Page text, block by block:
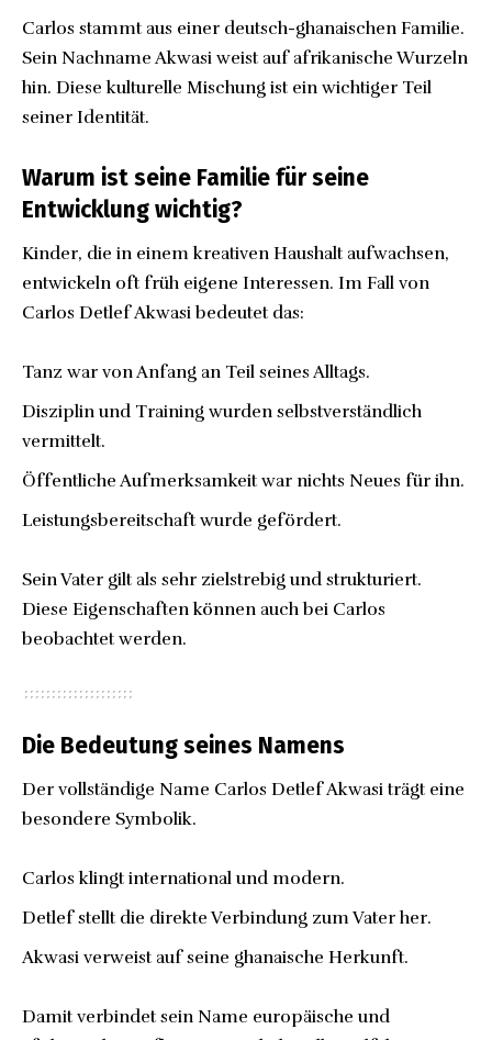
Carlos stammt aus einer deutsch-ghanaischen Familie.
Sein Nachname Akwasi weist auf afrikanische Wurzeln
hin. Diese kulturelle Mischung ist ein wichtiger Teil
seiner Identität.
Warum ist seine Familie für seine
Entwicklung wichtig?
Kinder, die in einem kreativen Haushalt aufwachsen,
entwickeln oft früh eigene Interessen. Im Fall von
Carlos Detlef Akwasi bedeutet das:
Tanz war von Anfang an Teil seines Alltags.
Disziplin und Training wurden selbstverständlich
vermittelt.
Öffentliche Aufmerksamkeit war nichts Neues für ihn.
Leistungsbereitschaft wurde gefördert.
Sein Vater gilt als sehr zielstrebig und strukturiert.
Diese Eigenschaften können auch bei Carlos
beobachtet werden.
Die Bedeutung seines Namens
Der vollständige Name Carlos Detlef Akwasi trägt eine
besondere Symbolik.
Carlos klingt international und modern.
Detlef stellt die direkte Verbindung zum Vater her.
Akwasi verweist auf seine ghanaische Herkunft.
Damit verbindet sein Name europäische und